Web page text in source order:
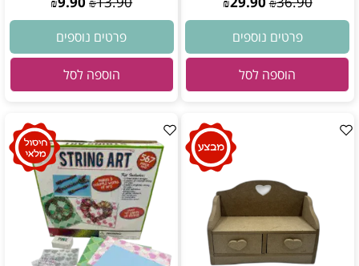
פרטים נוספים
הוספה לסל
פרטים נוספים
הוספה לסל